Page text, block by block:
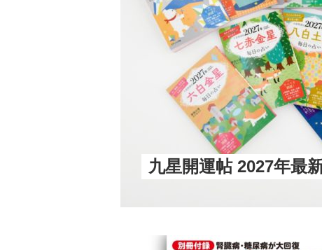
九星開運帖 2027年最